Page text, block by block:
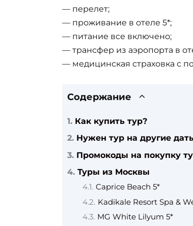
— перелет;
— проживание в отеле 5*;
— питание все включено;
— трансфер из аэропорта в
— медицинская страховка с
Содержание
Как купить тур?
Нужен тур на другие
Промокоды на покупку
Туры из Москвы
Caprice Beach 5*
Kadikale Resort Spa &
MG White Lilyum 5*